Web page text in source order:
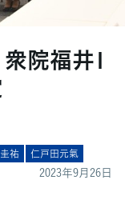
院福井1
祐 仁戸田元氣
2023年9月26日